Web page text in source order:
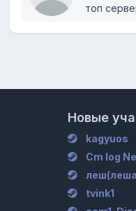
топ
Новые
kagyuos
Cm log
tvink1